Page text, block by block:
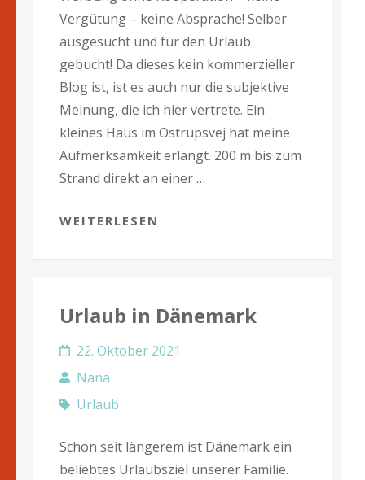
Vergütung – keine Absprache! Selber
ausgesucht und für den Urlaub
gebucht! Da dieses kein kommerzieller
Blog ist, ist es auch nur die subjektive
Meinung, die ich hier vertrete. Ein
kleines Haus im Ostrupsvej hat meine
Aufmerksamkeit erlangt. 200 m bis zum
Strand direkt an einer …
WEITERLESEN
Urlaub in Dänemark
22. Oktober 2021
Nana
Urlaub
Schon seit längerem ist Dänemark ein
beliebtes Urlaubsziel unserer Familie.